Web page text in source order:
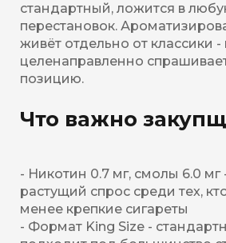
стандартный, ложится в
перестановок.
живёт отдельно от классики -
целенаправленно
позицию.
Что важно
- Никотин 0.7 мг, смолы 6.0 мг
растущий спрос среди тех,
менее крепкие сигареты
- Формат King Size -